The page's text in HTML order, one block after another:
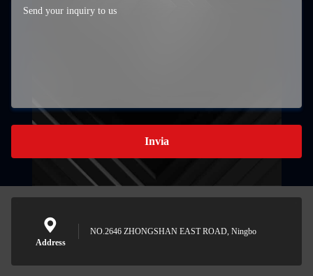
Invia
Address
NO.2646 ZHONGSHAN EAST ROAD, Ningbo